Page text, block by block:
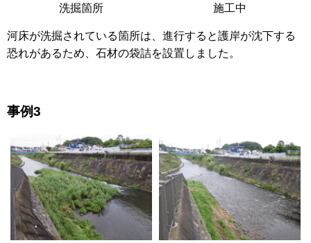
洗掘箇所 施工中
河床が洗掘されている箇所は、進行すると護岸が沈下する
恐れがあるため、石材の袋詰を設置しました。
事例3